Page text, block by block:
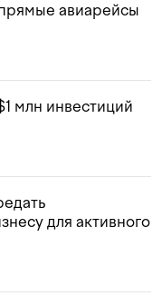
авиарейсы
млн инвестиций
для активного